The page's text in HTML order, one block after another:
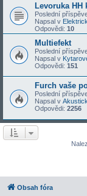
Levoruka HH
Poslední
Napsal v
Odpovědi: 10
Multiefekt
Poslední
Napsal v
Odpovědi: 151
Furch vaše
Poslední
Napsal v
Odpovědi: 2256
Obsah fóra